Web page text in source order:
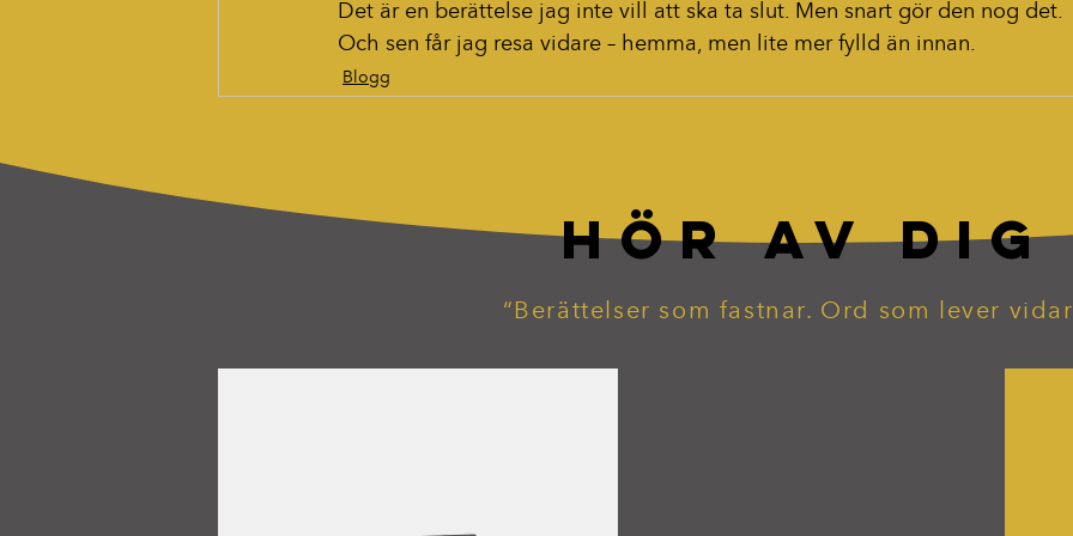
Det är en berättelse jag inte vill att ska ta slut. Men snart gör den nog det.
Och sen får jag resa vidare – hemma, men lite mer fylld än innan.
Blogg
HÖR AV DIG
“Berättelser som fastnar. Ord som lever